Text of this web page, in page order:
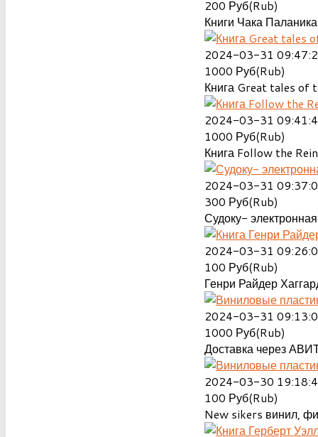
200 Руб(Rub)
Книги Чака
2024-03-31
1000 Руб(Rub)
Книга Great tales of
2024-03-31
1000 Руб(Rub)
Книга Follow the
2024-03-31
300 Руб(Rub)
Судоку-
2024-03-31
100 Руб(Rub)
Генри Райдер
2024-03-31
1000 Руб(Rub)
Доставка через
2024-03-30
100 Руб(Rub)
New sikers винил,